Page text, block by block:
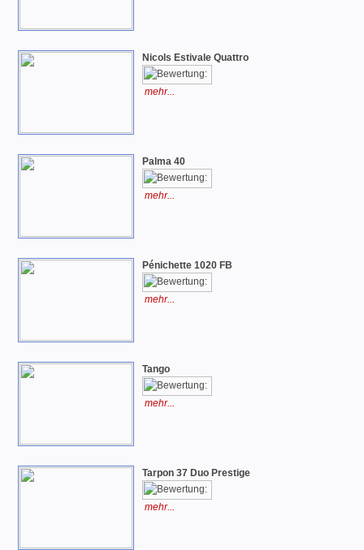
Nicols Estivale Quattro
mehr...
Palma 40
mehr...
Pénichette 1020 FB
mehr...
Tango
mehr...
Tarpon 37 Duo Prestige
mehr...